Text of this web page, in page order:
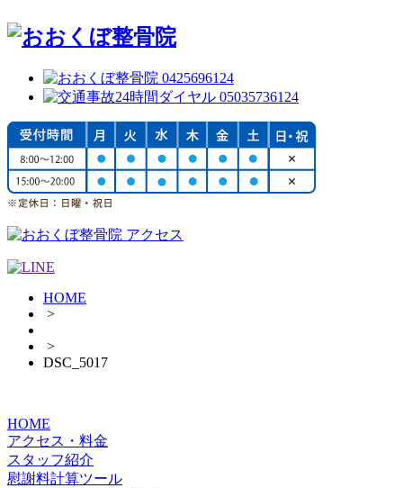
HOME
>
>
DSC_5017
HOME
アクセス・料金
スタッフ紹介
慰謝料計算ツール